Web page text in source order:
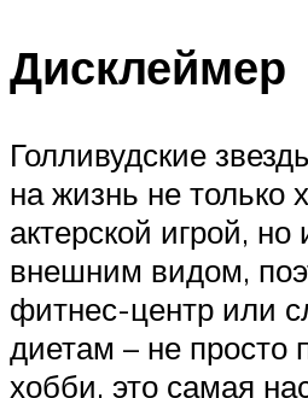
Дисклеймер
Голливудские
на жизнь не только
актерской игрой, но
внешним видом,
фитнес-центр или
диетам – не просто
хобби, это самая